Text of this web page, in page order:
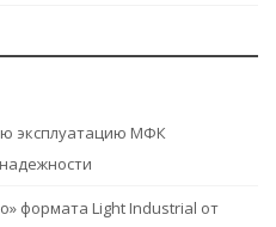
эксплуатацию МФК
формата Light Industrial от